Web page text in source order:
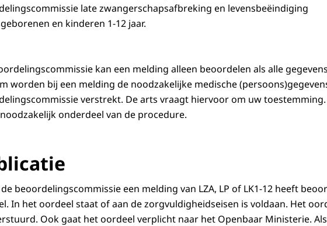
late zwangerschapsafbreking en levensbeëindiging
en kinderen 1-12 jaar.
kan een melding alleen beoordelen als alle
worden bij een melding de noodzakelijke medische
verstrekt. De arts vraagt hiervoor om uw
onderdeel van de procedure.
beoordelingscommissie een melding van LZA, LP of LK1-12 heeft
In het oordeel staat of aan de zorgvuldigheidseisen is voldaan. Het
Ook gaat het oordeel verplicht naar het Openbaar Ministerie.